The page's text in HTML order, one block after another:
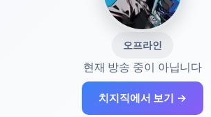
오프라인
현재 방송 중이 아닙니다
치지직에서 보기 →